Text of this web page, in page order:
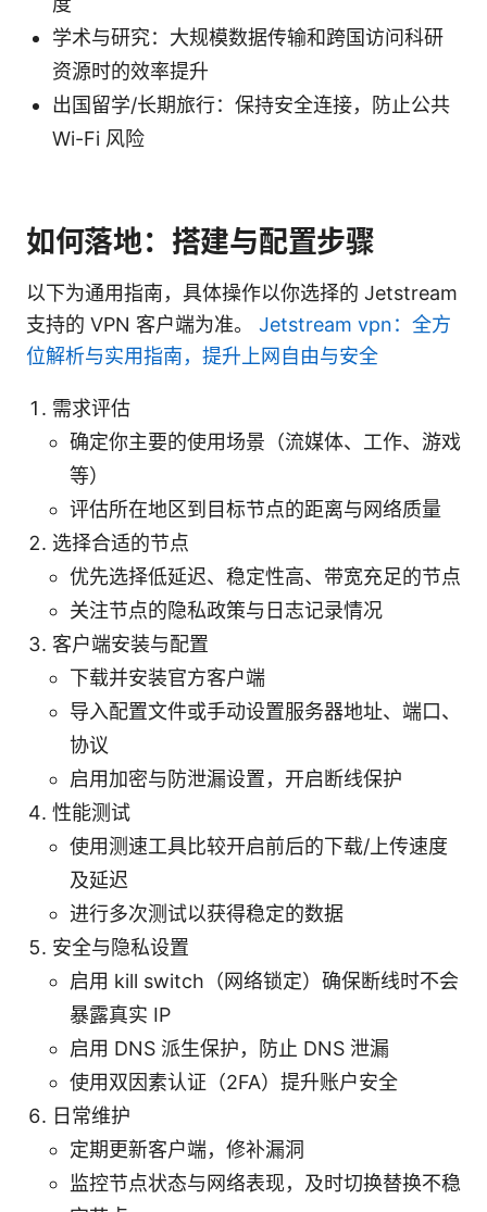
学术与研究：大规模数据传输和跨国访问科研
资源时的效率提升
出国留学/长期旅行：保持安全连接，防止公共
Wi-Fi 风险
如何落地：搭建与配置步骤
以下为通用指南，具体操作以你选择的 Jetstream
支持的 VPN 客户端为准。 Jetstream vpn：全方
位解析与实用指南，提升上网自由与安全
需求评估
确定你主要的使用场景（流媒体、工作、游戏
等）
评估所在地区到目标节点的距离与网络质量
选择合适的节点
优先选择低延迟、稳定性高、带宽充足的节点
关注节点的隐私政策与日志记录情况
客户端安装与配置
下载并安装官方客户端
导入配置文件或手动设置服务器地址、端口、
协议
启用加密与防泄漏设置，开启断线保护
性能测试
使用测速工具比较开启前后的下载/上传速度
及延迟
进行多次测试以获得稳定的数据
安全与隐私设置
启用 kill switch（网络锁定）确保断线时不会
暴露真实 IP
启用 DNS 派生保护，防止 DNS 泄漏
使用双因素认证（2FA）提升账户安全
日常维护
定期更新客户端，修补漏洞
监控节点状态与网络表现，及时切换替换不稳